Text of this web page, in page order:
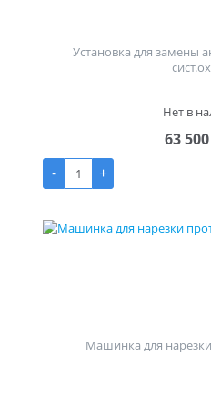
Установка для замены
Нет в
63
-
+
Машинка для